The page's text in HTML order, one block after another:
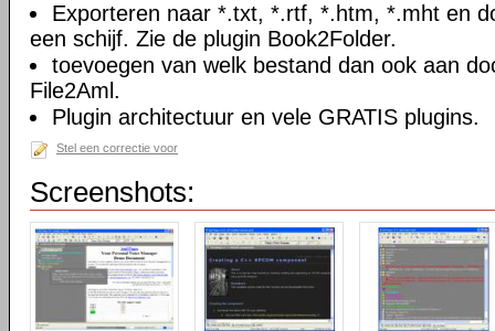
Exporteren naar *.txt, *.rtf, *.htm, *.mht en
een schijf. Zie de plugin Book2Folder.
toevoegen van welk bestand dan ook aan
File2Aml.
Plugin architectuur en vele GRATIS plugins.
Stel een correctie voor
Screenshots: